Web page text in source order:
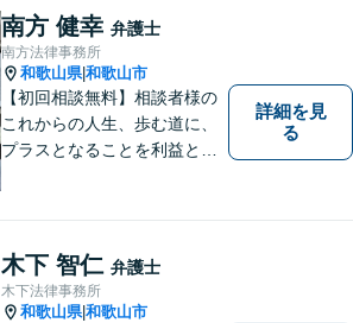
南方 健幸 弁護士
南方法律事務所
和歌山県|和歌山市
【初回相談無料】相談者様の
これからの人生、歩む道に、
プラスとなることを利益と考
はもちろん、関西・関東から
ご相談いただくこともありま
す。
詳細を見
る
木下 智仁 弁護士
木下法律事務所
和歌山県|和歌山市